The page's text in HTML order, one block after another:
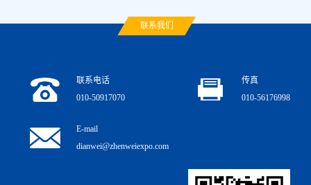
联系我们
联系电话
010-50917070
传真
010-56176998
E-mail
dianwei@zhenweiexpo.com